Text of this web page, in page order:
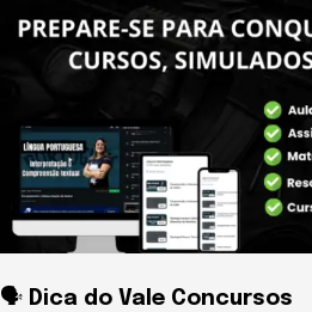
🗣️ Dica do Vale Concursos